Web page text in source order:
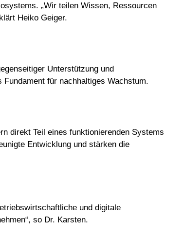
„Wir teilen Wissen, Ressourcen
Heiko Geiger.
Unterstützung und
für nachhaltiges Wachstum.
direkt Teil eines funktionierenden Systems
Entwicklung und stärken die
und digitale
so Dr. Karsten.